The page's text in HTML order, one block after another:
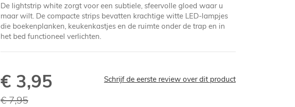
De lightstrip white zorgt voor een subtiele, sfeervolle gloed waar u
maar wilt. De compacte strips bevatten krachtige witte LED-lampjes
die boekenplanken, keukenkastjes en de ruimte onder de trap en in
het bed functioneel verlichten.
Speciale
prijs
€ 3,95
€ 7,95
Schrijf de eerste review over dit product